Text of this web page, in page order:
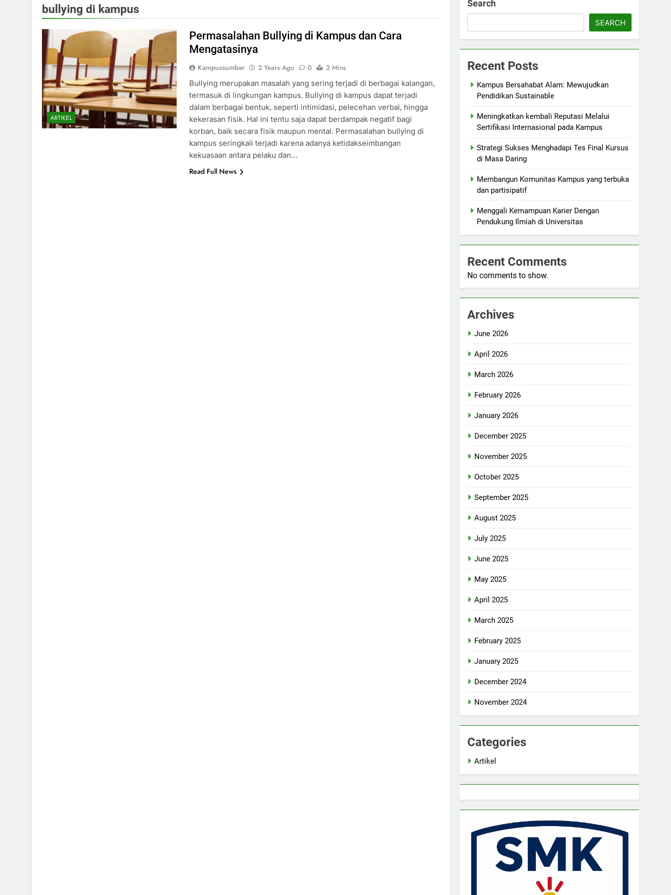
bullying di kampus
ARTIKEL
Permasalahan Bullying di Kampus dan Cara
Mengatasinya
Kampussumbar 2 Years Ago 0
2 Mins
Bullying merupakan masalah yang sering terjadi di berbagai kalangan,
termasuk di lingkungan kampus. Bullying di kampus dapat terjadi
dalam berbagai bentuk, seperti intimidasi, pelecehan verbal, hingga
kekerasan fisik. Hal ini tentu saja dapat berdampak negatif bagi
korban, baik secara fisik maupun mental. Permasalahan bullying di
kampus seringkali terjadi karena adanya ketidakseimbangan
kekuasaan antara pelaku dan…
Read Full News
Search
SEARCH
Recent Posts
Kampus Bersahabat Alam: Mewujudkan
Pendidikan Sustainable
Meningkatkan kembali Reputasi Melalui
Sertifikasi Internasional pada Kampus
Strategi Sukses Menghadapi Tes Final Kursus
di Masa Daring
Membangun Komunitas Kampus yang terbuka
dan partisipatif
Menggali Kemampuan Karier Dengan
Pendukung Ilmiah di Universitas
Recent Comments
No comments to show.
Archives
June 2026
April 2026
March 2026
February 2026
January 2026
December 2025
November 2025
October 2025
September 2025
August 2025
July 2025
June 2025
May 2025
April 2025
March 2025
February 2025
January 2025
December 2024
November 2024
Categories
Artikel